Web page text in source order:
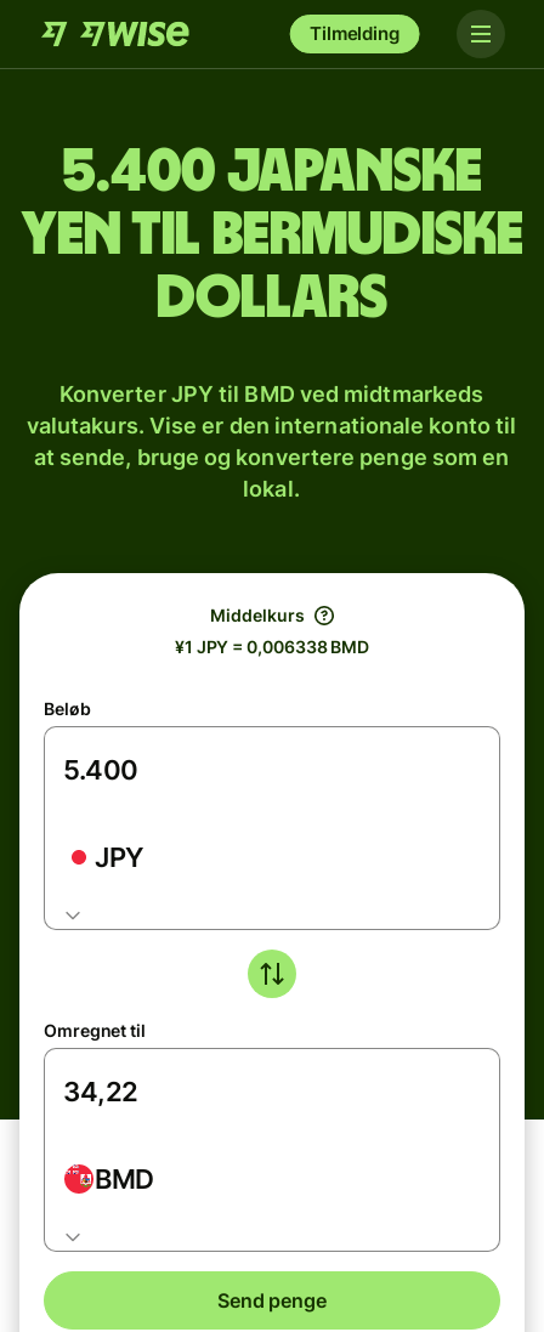
Tilmelding
5.400 japanske
yen til bermudiske
dollars
Konverter JPY til BMD ved midtmarkeds
valutakurs. Vise er den internationale konto til
at sende, bruge og konvertere penge som en
lokal.
Middelkurs
¥1 JPY = 0,006338 BMD
Beløb
JPY
Omregnet til
BMD
Send penge